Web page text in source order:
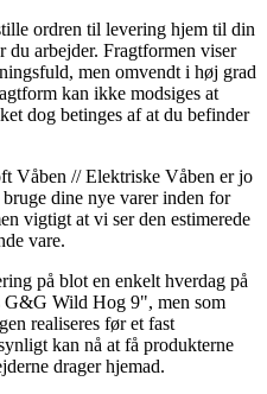
ordren til levering hjem til din
du arbejder. Fragtformen viser
men omvendt i høj grad
kan ikke modsiges at
dog betinges af at du befinder
Våben // Elektriske Våben er jo
dine nye varer inden for
vigtigt at vi ser den estimerede
vare.
på blot en enkelt hverdag på
G&G Wild Hog 9", men som
realiseres før et fast
kan nå at få produkterne
drager hjemad.